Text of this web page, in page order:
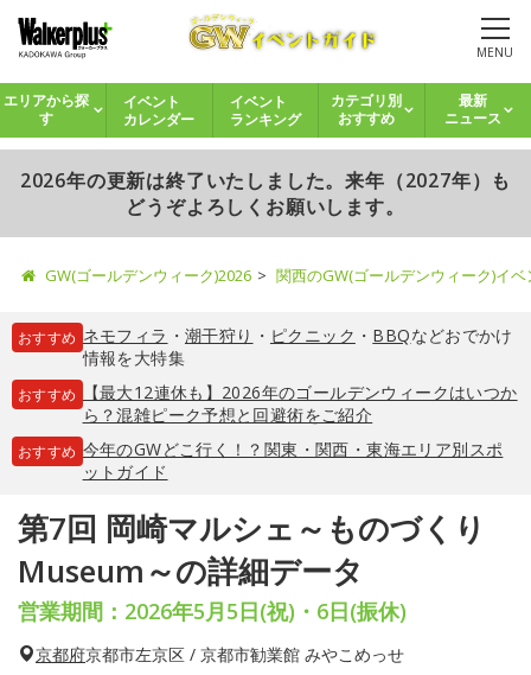
MENU
エリアから探
す
イベント
カレンダー
イベント
ランキング
カテゴリ別
おすすめ
最新
ニュース
2026年の更新は終了いたしました。来年（2027年）も
どうぞよろしくお願いします。
GW(ゴールデンウィーク)2026 関西のGW(ゴールデンウィーク)イ
おすすめ ネモフィラ ・ 潮干狩り ・ ピクニック ・ BBQなどおでかけ
情報を大特集
おすすめ
【最大12連休も】2026年のゴールデンウィークはいつか
ら？混雑ピーク予想と回避術をご紹介
おすすめ 今年のGWどこ行く！？関東・関西・東海エリア別スポ
ットガイド
第7回 岡崎マルシェ～ものづくり
Museum～の詳細データ
営業期間：2026年5月5日(祝)・6日(振休)
京都府京都市左京区 / 京都市勧業館 みやこめっせ